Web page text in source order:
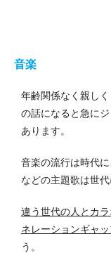
音楽
年齢関係なく親し
の話になると急に
あります。
音楽の流行は時代
などの主題歌は世
違う世代の人とカ
ネレーションギャ
う。